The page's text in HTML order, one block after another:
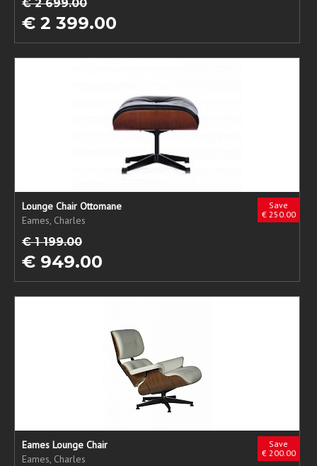
€ 2 699.00
€ 2 399.00
Save
€ 250.00
Lounge Chair Ottomane
Eames, Charles
€ 1 199.00
€ 949.00
Save
€ 200.00
Eames Lounge Chair
Eames, Charles